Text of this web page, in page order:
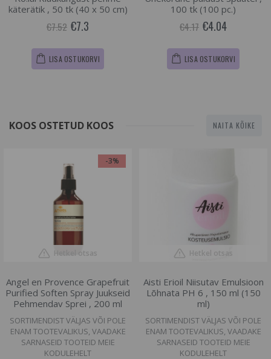
käterätik , 50 tk (40 x 50 cm)
€7.52 €7.3
LISA OSTUKORVI
100 tk (100 pc.)
€4.17 €4.04
LISA OSTUKORVI
KOOS OSTETUD KOOS NAITA KÕIKE
-3%
Hetkel otsas
Angel en Provence Grapefruit
Purified Soften Spray Juukseid
Pehmendav Sprei , 200 ml
SORTIMENDIST VÄLJAS VÕI POLE
ENAM TOOTEVALIKUS, VAADAKE
SARNASEID TOOTEID MEIE
KODULEHELT
Hetkel otsas
Aisti Erioil Niisutav Emulsioon
Lõhnata PH 6 , 150 ml (150
ml)
SORTIMENDIST VÄLJAS VÕI POLE
ENAM TOOTEVALIKUS, VAADAKE
SARNASEID TOOTEID MEIE
KODULEHELT